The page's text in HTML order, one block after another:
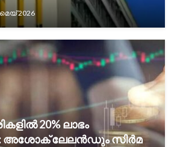
2026
20% ലാഭം
അശോക് ലേലൻഡും സിർമ